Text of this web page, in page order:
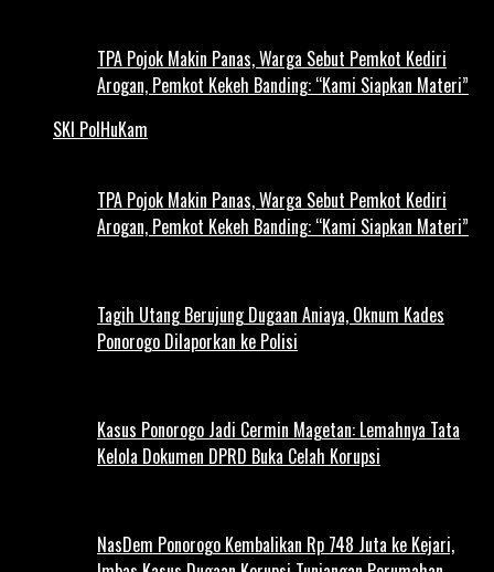
TPA Pojok Makin Panas, Warga Sebut Pemkot Kediri
Arogan, Pemkot Kekeh Banding: “Kami Siapkan Materi”
SKI PolHuKam
TPA Pojok Makin Panas, Warga Sebut Pemkot Kediri
Arogan, Pemkot Kekeh Banding: “Kami Siapkan Materi”
Tagih Utang Berujung Dugaan Aniaya, Oknum Kades
Ponorogo Dilaporkan ke Polisi
Kasus Ponorogo Jadi Cermin Magetan: Lemahnya Tata
Kelola Dokumen DPRD Buka Celah Korupsi
NasDem Ponorogo Kembalikan Rp 748 Juta ke Kejari,